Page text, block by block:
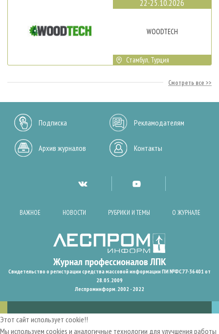
22-25.10.2026
WOODTECH
Стамбул, Турция
Смотреть все
Подписка Рекламодателям
Архив журналов Контакты
ВАЖНОЕ НОВОСТИ РУБРИКИ И ТЕМЫ О ЖУРНАЛЕ
Свидетельство о регистрации средства массовой информации ПИ №ФС77-36401 от
28.05.2009
Леспроминформ. 2002 - 2022
Этот сайт использует cookie!!
Мы используем cookies и аналогичные технологии для улучшения работы